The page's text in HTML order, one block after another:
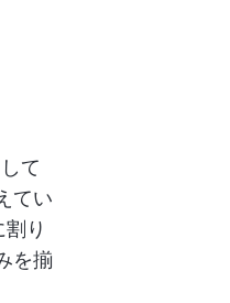
て
てい
り
を揃